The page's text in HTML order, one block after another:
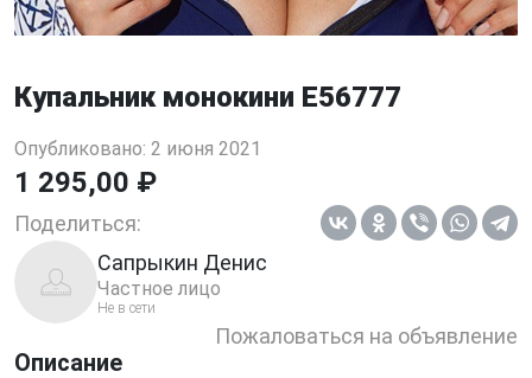
Купальник монокини E56777
Опубликовано: 2 июня 2021
1 295,00 ₽
Поделиться:
Сапрыкин Денис
Частное лицо
Не в сети
Пожаловаться на объявление
Описание